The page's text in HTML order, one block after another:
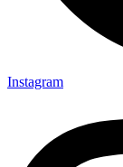
Instagram